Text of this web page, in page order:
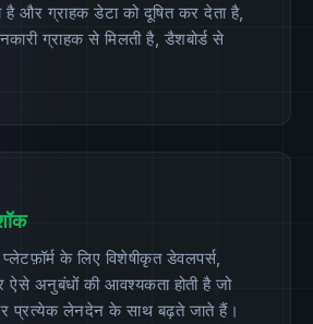
और ग्राहक डेटा को दूषित कर देता है,
ग्राहक से मिलती है, डैशबोर्ड से
के लिए विशेषीकृत डेवलपर्स,
ऐसे अनुबंधों की आवश्यकता होती है जो
प्रत्येक लेनदेन के साथ बढ़ते जाते हैं।